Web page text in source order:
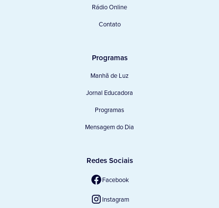
Rádio Online
Contato
Programas
Manhã de Luz
Jornal Educadora
Programas
Mensagem do Dia
Redes Sociais
Facebook
Instagram